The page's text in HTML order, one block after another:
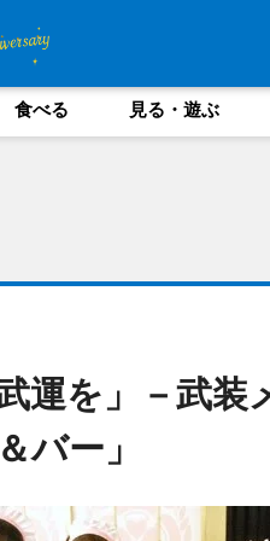
食べる 見る・遊ぶ
運を」－武
バー」